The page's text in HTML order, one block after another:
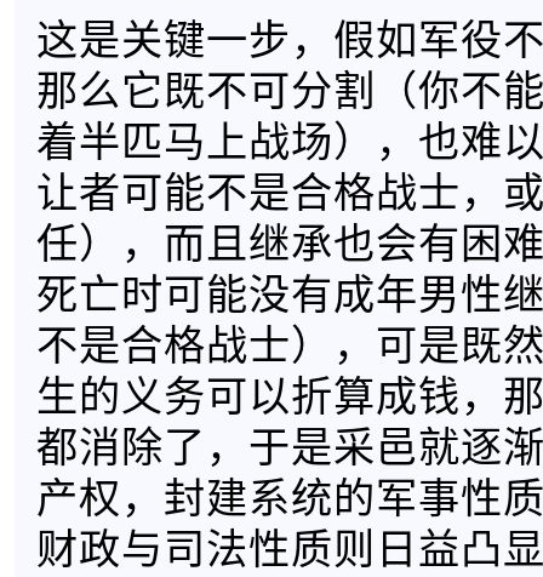
这是关键一步，假如军役
那么它既不可分割（你不
着半匹马上战场），也难
让者可能不是合格战士，
任），而且继承也会有困
死亡时可能没有成年男性
不是合格战士），可是既
生的义务可以折算成钱，
都消除了，于是采邑就逐
产权，封建系统的军事性
财政与司法性质则日益凸